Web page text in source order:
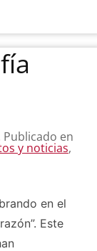
Publicado en
y noticias,
en el
Este